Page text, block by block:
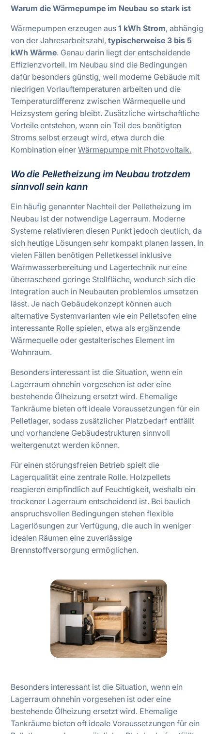
Warum die Wärmepumpe im Neubau so stark ist
Wärmepumpen erzeugen aus 1 kWh Strom, abhängig
von der Jahresarbeitszahl,typischerweise 3 bis 5
kWh Wärme. Genau darin liegt der entscheidende
Effizienzvorteil. Im Neubau sind die Bedingungen
dafür besonders günstig, weil moderne Gebäude mit
niedrigen Vorlauftemperaturen arbeiten und die
Temperaturdifferenz zwischen Wärmequelle und
Heizsystem gering bleibt. Zusätzliche wirtschaftliche
Vorteile entstehen, wenn ein Teil des benötigten
Stroms selbst erzeugt wird, etwa durch die
Kombination einerWärmepumpe mit Photovoltaik.
Wo die Pelletheizung im Neubau trotzdem
sinnvoll sein kann
Ein häufig genannter Nachteil der Pelletheizung im
Neubau ist der notwendige Lagerraum. Moderne
Systeme relativieren diesen Punkt jedoch deutlich, da
sich heutige Lösungen sehr kompakt planen lassen. In
vielen Fällen benötigen Pelletkessel inklusive
Warmwasserbereitung und Lagertechnik nur eine
überraschend geringe Stellfläche, wodurch sich die
Integration auch in Neubauten problemlos umsetzen
lässt. Je nach Gebäudekonzept können auch
alternative Systemvarianten wie ein Pelletsofen eine
interessante Rolle spielen, etwa als ergänzende
Wärmequelle oder gestalterisches Element im
Wohnraum.
Besonders interessant ist die Situation, wenn ein
Lagerraum ohnehin vorgesehen ist oder eine
bestehende Ölheizung ersetzt wird. Ehemalige
Tankräume bieten oft ideale Voraussetzungen für ein
Pelletlager, sodass zusätzlicher Platzbedarf entfällt
und vorhandene Gebäudestrukturen sinnvoll
weitergenutzt werden können.
Für einen störungsfreien Betrieb spielt die
Lagerqualität eine zentrale Rolle. Holzpellets
reagieren empfindlich auf Feuchtigkeit, weshalb ein
trockener Lagerraum entscheidend ist. Bei baulich
anspruchsvollen Bedingungen stehen flexible
Lagerlösungen zur Verfügung, die auch in weniger
idealen Räumen eine zuverlässige
Brennstoffversorgung ermöglichen.
Besonders interessant ist die Situation, wenn ein
Lagerraum ohnehin vorgesehen ist oder eine
bestehende Ölheizung ersetzt wird. Ehemalige
Tankräume bieten oft ideale Voraussetzungen für ein